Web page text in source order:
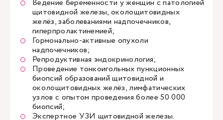
Ведение беременности у женщин с патологией
щитовидной железы, околощитовидных
желёз, заболеваниями надпочечников,
гиперпролактинемией;
Гормонально-активные опухоли
надпочечников;
Репродуктивная эндокринология;
Проведение тонкоигольных пункционных
биопсий образований щитовидной и
околощитовидных желёз, лимфатических
узлов с опытом проведения более 50 000
биопсий;
Экспертное УЗИ щитовидной железы.